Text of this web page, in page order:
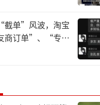
去五年中实现了
架构将调整为：利
截单”风波，淘宝
商订单”、“专挑